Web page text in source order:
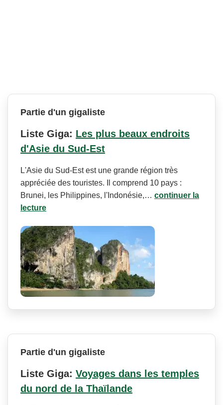
Partie d'un gigaliste
Liste Giga: Les plus beaux endroits
d'Asie du Sud-Est
L'Asie du Sud-Est est une grande région très
appréciée des touristes. Il comprend 10 pays :
Brunei, les Philippines, l'Indonésie,… continuer la
lecture
Partie d'un gigaliste
Liste Giga: Voyages dans les temples
du nord de la Thaïlande